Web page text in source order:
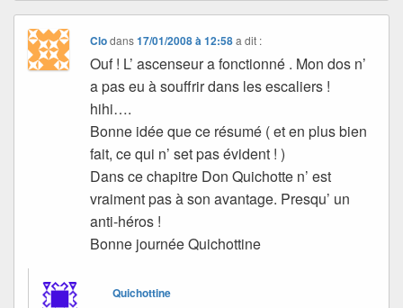
Clodans17/01/2008 à 12:58 a dit :
Ouf ! L’ ascenseur a fonctionné . Mon dos n’
a pas eu à souffrir dans les escaliers !
hihi….
Bonne idée que ce résumé ( et en plus bien
fait, ce qui n’ set pas évident ! )
Dans ce chapitre Don Quichotte n’ est
vraiment pas à son avantage. Presqu’ un
anti-héros !
Bonne journée Quichottine
Quichottine